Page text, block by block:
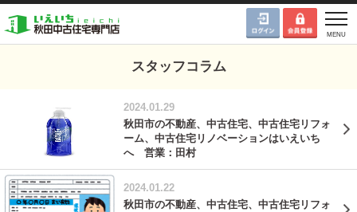
スタッフコラム
2024.01.29
秋田市の不動産、中古住宅、中古住宅リフォ
ーム、中古住宅リノベーションはいえいち
へ 営業：田村
2024.01.22
秋田市の不動産、中古住宅、中古住宅リフォ